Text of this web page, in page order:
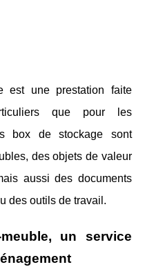
est une prestation faite
que pour les
box de stockage sont
des objets de valeur
aussi des documents
des outils de travail.
un service